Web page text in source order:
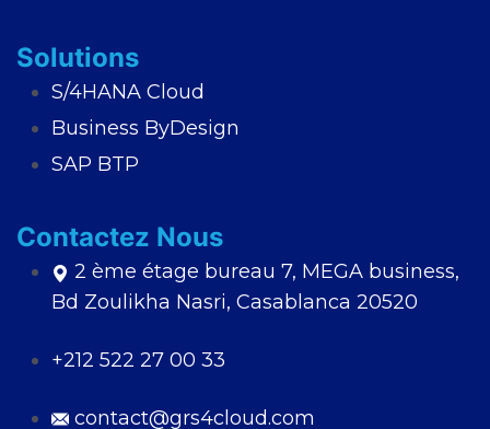
Solutions
S/4HANA Cloud
Business ByDesign
SAP BTP
Contactez Nous
2 ème étage bureau 7, MEGA business,
Bd Zoulikha Nasri, Casablanca 20520
+212 522 27 00 33
contact@grs4cloud.com